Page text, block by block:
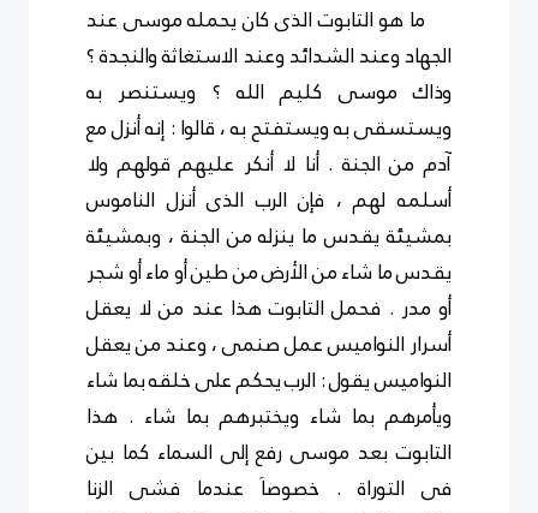
ما هو التابوت الذى كان يحمله موسى عند
الجهاد وعند الشدائد وعند الاستغاثة والنجدة ؟
وذاك موسى كليم الله ؟ ويستنصر به
ويستسقى به ويستفتح به ، قالوا : إنه أنزل مع
آدم من الجنة . أنا لا أنكر عليهم قولهم ولا
أسلمه لهم ، فإن الرب الذى أنزل الناموس
بمشيئة يقدس ما ينزله من الجنة ، وبمشيئة
يقدس ما شاء من الأرض من طين أو ماء أو شجر
أو مدر . فحمل التابوت هذا عند من لا يعقل
أسرار النواميس عمل صنمى ، وعند من يعقل
النواميس يقول : الرب يحكم على خلقه بما شاء
ويأمرهم بما شاء ويختبرهم بما شاء . هذا
التابوت بعد موسى رفع إلى السماء كما بين
فى التوراة . خصوصاَ عندما فشى الزنا